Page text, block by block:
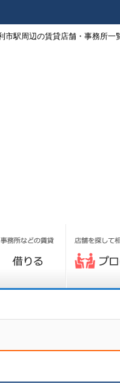
市駅周辺の賃貸店舗・事務所